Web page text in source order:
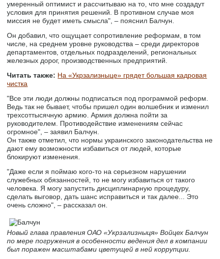
умеренный оптимист и рассчитываю на то, что мне создадут
условия для принятия решений. В противном случае моя
миссия не будет иметь смысла", – пояснил Балчун.
Он добавил, что ощущает сопротивление реформам, в том
числе, на среднем уровне руководства – среди директоров
департаментов, отдельных подразделений, региональных
железных дорог, производственных предприятий.
Читать также: На «Укрзализныце» грядет большая кадровая
чистка
"Все эти люди должны подписаться под программой реформ.
Ведь так не бывает, чтобы пришел один волшебник и изменил
трехсоттысячную армию. Армия должна пойти за
руководителем. Противодействие изменениям сейчас
огромное", – заявил Балчун.
Он также отметил, что нормы украинского законодательства не
дают ему возможности избавиться от людей, которые
блокируют изменения.
"Даже если я поймаю кого-то на серьезном нарушении
служебных обязанностей, то не могу избавиться от такого
человека. Я могу запустить дисциплинарную процедуру,
сделать выговор, дать шанс исправиться и так далее... Это
очень сложно", – рассказал он.
Новый глава правления ОАО «Укрзализныця» Войцех Балчун
по мере погружения в особенности ведения дел в компании
был поражен масштабами цветущей в ней коррупции.